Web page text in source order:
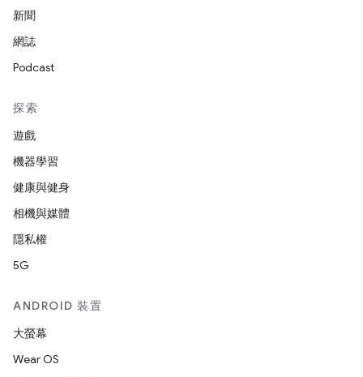
新聞
網誌
Podcast
探索
遊戲
機器學習
健康與健身
相機與媒體
隱私權
5G
ANDROID 裝置
大螢幕
Wear OS